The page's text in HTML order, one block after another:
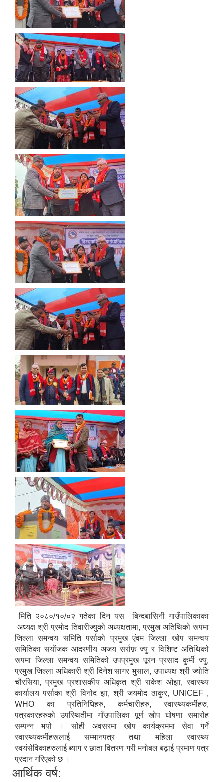
मिति २०८०/१०/०२ गतेका दिन यस बिन्दबासिनी गाउँपालिकाका
अध्यक्ष श्री प्रमोद तिवारीज्युको अध्यक्षतामा, प्रमुख अतिथिको रूपमा
जिल्ला समन्वय समिति पर्साको प्रमुख एंवम जिल्ला खोप समन्वय
समितिका सयोंजक आदरणीय अजय सर्राफ़ ज्यु र विशिष्ट अतिथिको
रूपमा जिल्ला समन्वय समितिको उपप्रमुख पूरन प्रसाद कुर्मी ज्यु,
प्रमुख जिल्ला अधिकारी श्री दिनेश सागर भुसाल, उपाध्यक्ष श्री ज्योति
चौरसिया, प्रमुख प्रशासकीय अधिकृत श्री राकेश ओझा, स्वास्थ्य
कार्यालय पर्साका श्री विनोद झा, श्री जयमोद ठाकुर, UNICEF ,
WHO का प्रतिनिधिहरु, कर्मचारीहरु, स्वास्थ्यकर्मीहरु,
पत्रकारहरुको उपस्थितीमा गाँउपालिका पूर्ण खोप घोषणा समारोह
सम्पन्न भयो । सोही अवसरमा खोप कार्यक्रममा सेवा गर्ने
स्वास्थ्यकर्मीहरूलाई सम्मानपत्र तथा महिला स्वास्थ्य
स्वयंसेविकाहरुलाई ब्याग र छाता वितरण गरी मनोबल बढ़ाई प्रमाण पत्र
प्रदान गरिएको छ ।
आर्थिक वर्ष: